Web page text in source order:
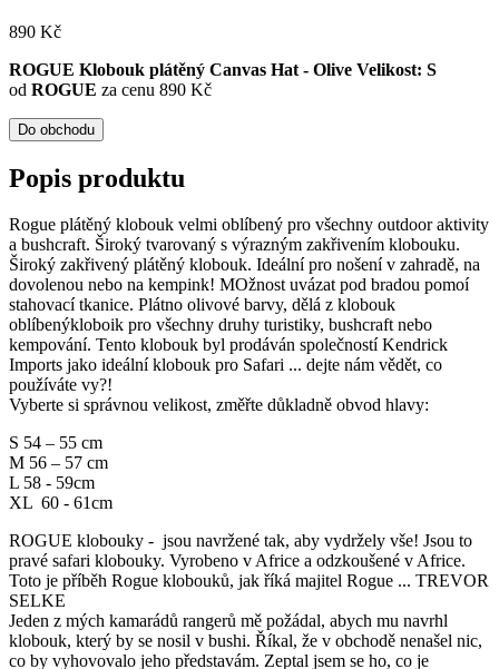
890 Kč
ROGUE Klobouk plátěný Canvas Hat - Olive Velikost: S
od ROGUE za cenu 890 Kč
Do obchodu
Popis produktu
Rogue plátěný klobouk velmi oblíbený pro všechny outdoor aktivity
a bushcraft. Široký tvarovaný s výrazným zakřivením klobouku.
Široký zakřivený plátěný klobouk. Ideální pro nošení v zahradě, na
dovolenou nebo na kempink! MOžnost uvázat pod bradou pomoí
stahovací tkanice. Plátno olivové barvy, dělá z klobouk
oblíbenýkloboik pro všechny druhy turistiky, bushcraft nebo
kempování. Tento klobouk byl prodáván společností Kendrick
Imports jako ideální klobouk pro Safari ... dejte nám vědět, co
používáte vy?!
Vyberte si správnou velikost, změřte důkladně obvod hlavy:
S 54 – 55 cm
M 56 – 57 cm
L 58 - 59cm
XL 60 - 61cm
ROGUE klobouky - jsou navržené tak, aby vydržely vše! Jsou to
pravé safari klobouky. Vyrobeno v Africe a odzkoušené v Africe.
Toto je příběh Rogue klobouků, jak říká majitel Rogue ... TREVOR
SELKE
Jeden z mých kamarádů rangerů mě požádal, abych mu navrhl
klobouk, který by se nosil v bushi. Říkal, že v obchodě nenašel nic,
co by vyhovovalo jeho představám. Zeptal jsem se ho, co je